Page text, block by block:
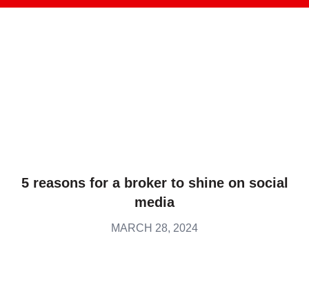
5 reasons for a broker to shine on social
media
MARCH 28, 2024